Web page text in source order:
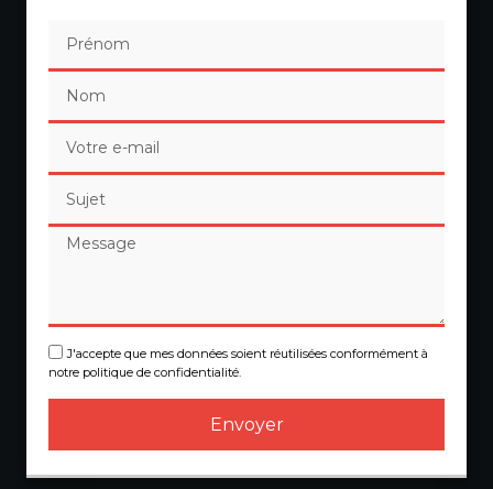
J'accepte que mes données soient réutilisées conformément à
notre politique de confidentialité.
Envoyer